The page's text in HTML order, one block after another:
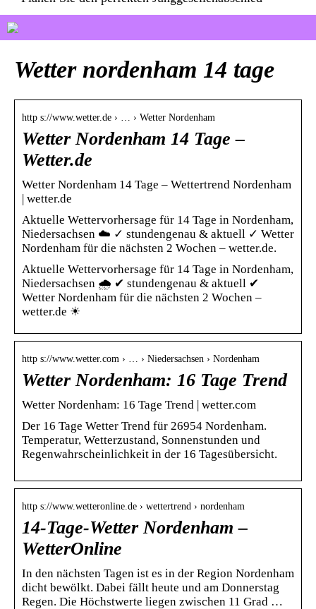
Wetter nordenham 14 tage
http s://www.wetter.de › … › Wetter Nordenham
Wetter Nordenham 14 Tage –
Wetter.de
Wetter Nordenham 14 Tage – Wettertrend Nordenham
| wetter.de
Aktuelle Wettervorhersage für 14 Tage in Nordenham,
Niedersachsen ☁️ ✓ stundengenau & aktuell ✓ Wetter
Nordenham für die nächsten 2 Wochen – wetter.de.
Aktuelle Wettervorhersage für 14 Tage in Nordenham,
Niedersachsen 🌧️ ✔ stundengenau & aktuell ✔
Wetter Nordenham für die nächsten 2 Wochen –
wetter.de ☀
http s://www.wetter.com › … › Niedersachsen › Nordenham
Wetter Nordenham: 16 Tage Trend
Wetter Nordenham: 16 Tage Trend | wetter.com
Der 16 Tage Wetter Trend für 26954 Nordenham.
Temperatur, Wetterzustand, Sonnenstunden und
Regenwahrscheinlichkeit in der 16 Tagesübersicht.
http s://www.wetteronline.de › wettertrend › nordenham
14-Tage-Wetter Nordenham –
WetterOnline
In den nächsten Tagen ist es in der Region Nordenham
dicht bewölkt. Dabei fällt heute und am Donnerstag
Regen. Die Höchstwerte liegen zwischen 11 Grad …